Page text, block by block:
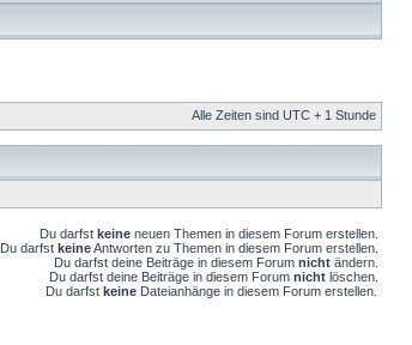
Alle Zeiten sind UTC + 1 Stunde
Du darfst keine neuen Themen in diesem Forum erstellen.
Du darfst keineAntworten zu Themen in diesem Forum erstellen.
Du darfst deine Beiträge in diesem Forum nicht ändern.
Du darfst deine Beiträge in diesem Forum nicht löschen.
Du darfst keine Dateianhänge in diesem Forum erstellen.